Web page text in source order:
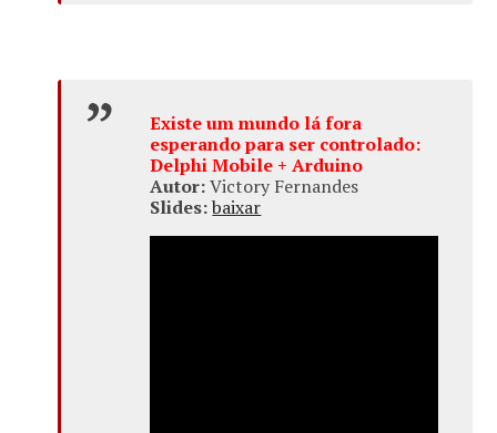
Existe um mundo lá fora
esperando para ser controlado:
Delphi Mobile + Arduino
Autor:Victory Fernandes
Slides:baixar